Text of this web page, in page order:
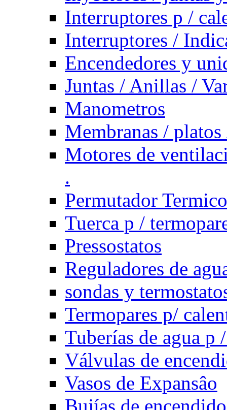
Interruptores p /
Interruptores /
Encendedores y
Juntas / Anillas /
Manometros
Membranas /
Motores de
.
Permutador Termico
Tuerca p /
Pressostatos
Reguladores de
sondas y
Termopares p/
Tuberías de agua p
Válvulas de
Vasos de Expansâo